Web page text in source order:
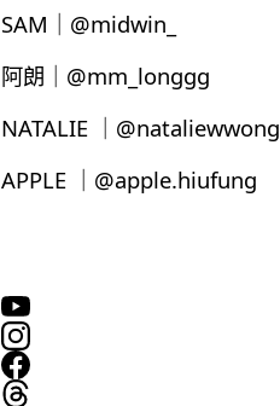
SAM｜@midwin_
阿朗｜@mm_longgg
NATALIE ｜@nataliewwong
APPLE ｜@apple.hiufung